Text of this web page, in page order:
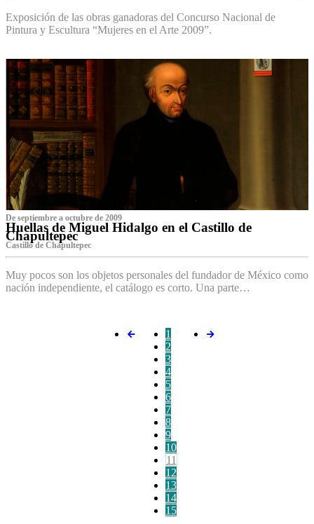
Exposición de las obras ganadoras del Concurso Nacional de
Pintura y Escultura “Mujeres en el Arte 2009”.
De septiembre a octubre de 2009
Huellas de Miguel Hidalgo en el Castillo de
Chapultepec
Castillo de Chapultepec
Muy pocos son los objetos personales del fundador de México como
nación independiente, el catálogo es corto. Una parte…
1
2
3
4
5
6
7
8
9
10
11
12
13
14
15